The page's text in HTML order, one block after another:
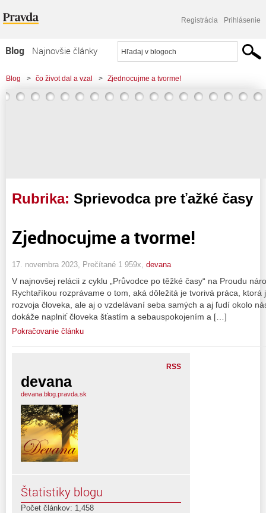
Registrácia Prihlásenie
Blog
Najnovšie články
Najčítanejšie články
Najkomentovanejšie články
Blog > čo život dal a vzal > Zjednocujme a tvorme!
Rubrika: Sprievodca pre ťažké časy
Zjednocujme a tvorme!
17. novembra 2023, Prečítané 1 959x, devana
V najnovšej relácii z cyklu „Průvodce po těžké časy“ na Proudu
Rychtaříkou rozprávame o tom, aká dôležitá je tvorivá práca,
rozvoja človeka, ale aj o vzdelávaní seba samých a aj ľudí okolo
dokáže naplniť človeka šťastím a sebauspokojením a […]
Pokračovanie článku
RSS
devana
devana.blog.pravda.sk
Štatistiky blogu
Počet článkov: 1,458